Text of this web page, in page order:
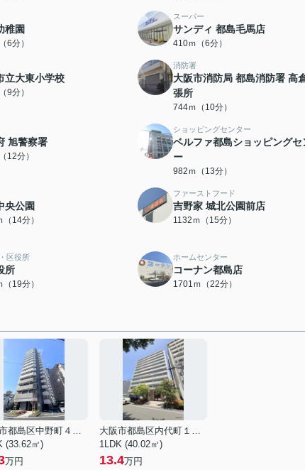
稚園
6分）
スーパー
サンディ 都島毛馬店
410ｍ（6分）
立大東小学校
9分）
消防署
大阪市消防局 都島消防署 高
張所
744ｍ（10分）
旭警察署
12分）
ショッピングセンター
ベルファ都島ショッピングセ
ー
982ｍ（13分）
央公園
14分）
ファーストフード
吉野家 城北公園前店
1132ｍ（15分）
区役所
所
19分）
ホームセンター
コーナン都島店
1701ｍ（22分）
大阪市都島区中野町４丁目
(33.62㎡)
万円
大阪市都島区内代町１丁目
1LDK (40.02㎡)
13.4万円